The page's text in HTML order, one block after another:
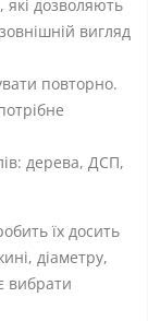
які дозволяють
вигляд
повторно.
дерева, ДСП,
їх досить
діаметру,
вибрати